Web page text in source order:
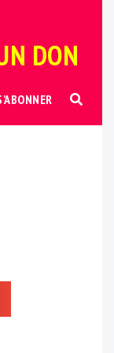
DON